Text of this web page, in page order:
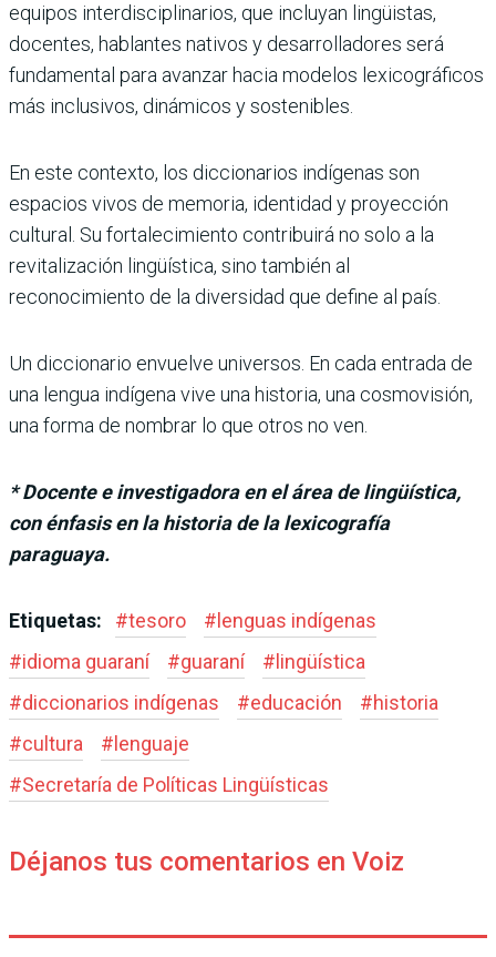
equipos interdisciplinarios, que incluyan lingüistas,
docentes, hablantes nativos y desarrolladores será
fundamental para avanzar hacia modelos lexicográficos
más inclusivos, dinámicos y sostenibles.
En este contexto, los diccionarios indígenas son
espacios vivos de memoria, identidad y proyección
cultural. Su fortalecimiento contribuirá no solo a la
revitalización lingüística, sino también al
reconocimiento de la diversidad que define al país.
Un diccionario envuelve universos. En cada entrada de
una lengua indígena vive una historia, una cosmovisión,
una forma de nombrar lo que otros no ven.
* Docente e investigadora en el área de lingüística,
con énfasis en la historia de la lexicografía
paraguaya.
Etiquetas: #tesoro # lenguas indígenas
#idioma guaraní #guaraní # lingüística
#diccionarios indígenas #educación #historia
#cultura # lenguaje
#Secretaría de Políticas Lingüísticas
Déjanos tus comentarios en Voiz